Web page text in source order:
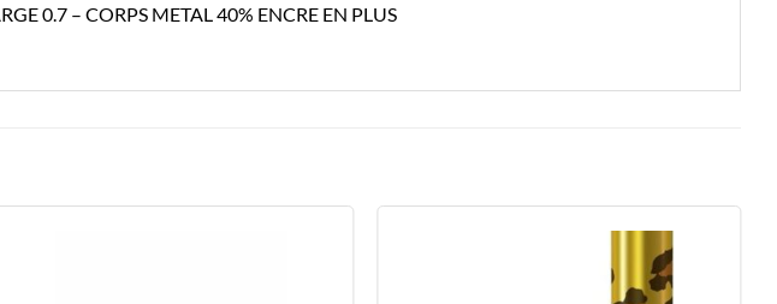
0.7 – CORPS METAL 40% ENCRE EN PLUS